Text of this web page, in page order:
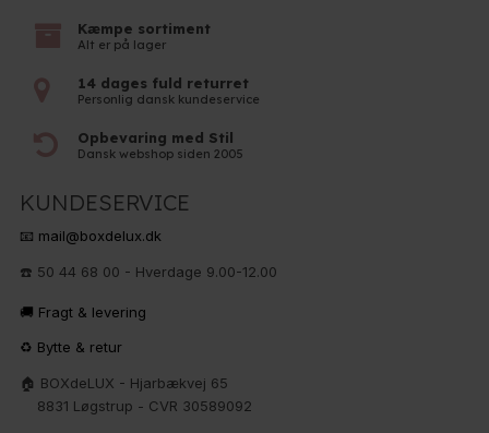
Kæmpe sortiment
Alt er på lager
14 dages fuld returret
Personlig dansk kundeservice
Opbevaring med Stil
Dansk webshop siden 2005
KUNDESERVICE
📧 mail@boxdelux.dk
☎️ 50 44 68 00 - Hverdage 9.00-12.00
🚚 Fragt & levering
♻️ Bytte & retur
🏠 BOXdeLUX - Hjarbækvej 65
8831 Løgstrup - CVR 30589092